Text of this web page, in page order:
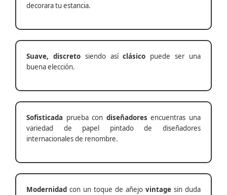
decorara tu estancia.
Suave, discretosiendo asíclásico puede ser una
buena elección.
Sofisticada prueba con diseñadores encuentras una
variedad de papel pintado de diseñadores
internacionales de renombre.
Modernidad con un toque de añejo vintage sin duda